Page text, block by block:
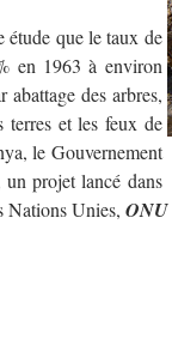
étude que le taux de
en 1963 à environ
des arbres,
terres et les feux de
le Gouvernement
projet lancé dans
Nations Unies, ONU